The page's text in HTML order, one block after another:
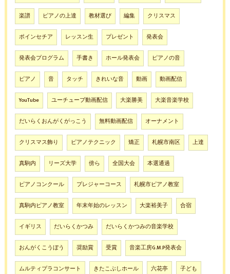
楽譜 ピアノの上達 教材選び 編集 クリスマス
ポインセチア レッスン生 プレゼント 発表会
発表会プログラム 手書き ホール発表会 ピアノの音
ピアノ 音 タッチ きれいな音 動画 動画配信
YouTube ユーチューブ動画配信 大楽勝美 大楽音楽学校
だいらくおんがくがっこう 無料動画配信 オーナメント
クリスマス飾り ピアノテクニック 矯正 札幌市南区 上達
真駒内 リーズ大学 傍ら 全国大会 本選通過
ピアノコンクール プレジャーコース 札幌市ピアノ教室
真駒内ピアノ教室 年末年始のレッスン 大楽裕美子 合宿
イギリス だいらくかつみ だいらくかつみの音楽学校
おんがくこうぼう 奨励賞 受賞 音楽工房G.M.P発表会
ムルティプラコンサート きたこぶしホール 六花亭 子ども